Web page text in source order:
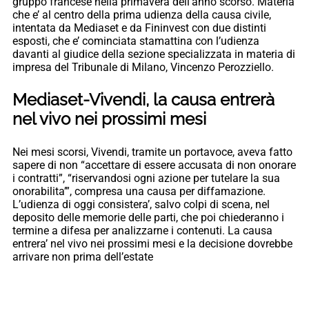
che e’ al centro della prima udienza della causa civile,
intentata da Mediaset e da Fininvest con due distinti
esposti, che e’ cominciata stamattina con l’udienza
davanti al giudice della sezione specializzata in materia di
impresa del Tribunale di Milano, Vincenzo Perozziello.
Mediaset-Vivendi, la causa entrerà
nel vivo nei prossimi mesi
Nei mesi scorsi, Vivendi, tramite un portavoce, aveva fatto
sapere di non “accettare di essere accusata di non onorare
i contratti”, “riservandosi ogni azione per tutelare la sua
onorabilita’”, compresa una causa per diffamazione.
L’udienza di oggi consistera’, salvo colpi di scena, nel
deposito delle memorie delle parti, che poi chiederanno i
termine a difesa per analizzarne i contenuti. La causa
entrera’ nel vivo nei prossimi mesi e la decisione dovrebbe
arrivare non prima dell’estate